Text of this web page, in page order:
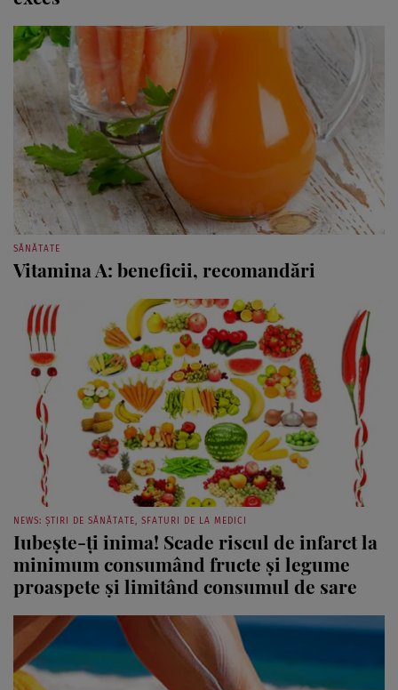
Vitamina A: beneficii, recomandări
Iubeşte-ţi inima! Scade riscul de infarct la
minimum consumând fructe şi legume
proaspete şi limitând consumul de sare